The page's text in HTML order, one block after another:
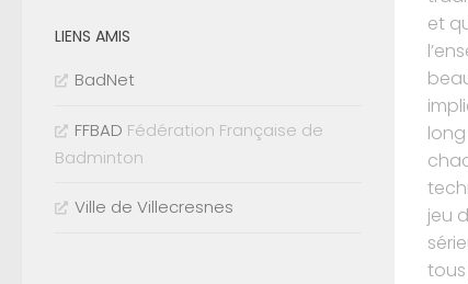
et
jeu
tous
LIENS AMIS
BadNet
FFBAD Fédération Française de
Badminton
Ville de Villecresnes